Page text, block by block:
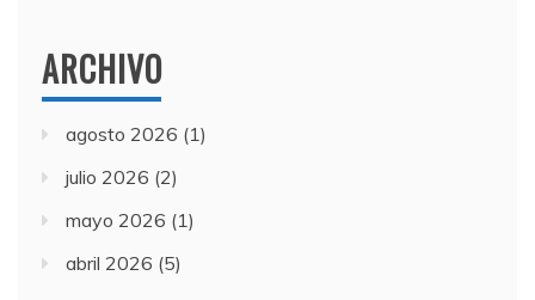
ARCHIVO
agosto 2026 (1)
julio 2026 (2)
mayo 2026 (1)
abril 2026 (5)